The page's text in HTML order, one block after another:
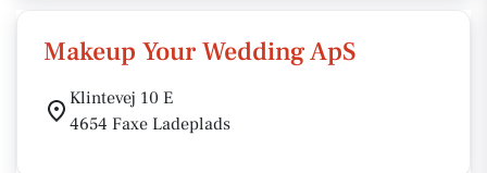
Makeup Your Wedding ApS
Klintevej 10 E
4654 Faxe Ladeplads